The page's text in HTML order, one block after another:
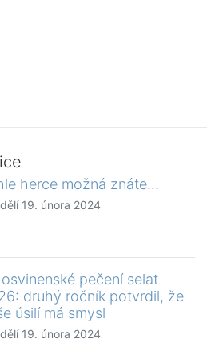
herce možná znáte...
19. února 2024
pečení selat
druhý ročník potvrdil, že
úsilí má smysl
19. února 2024